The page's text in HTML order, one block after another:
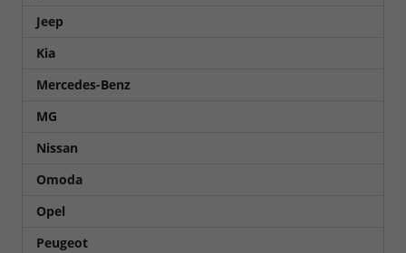
Jeep
Kia
Mercedes-Benz
MG
Nissan
Omoda
Opel
Peugeot